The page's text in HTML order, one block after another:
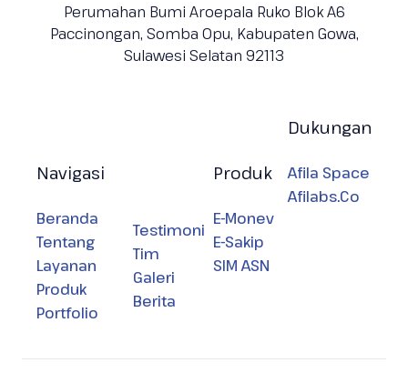
Perumahan Bumi Aroepala Ruko Blok A6
Paccinongan, Somba Opu, Kabupaten Gowa,
Sulawesi Selatan 92113
Navigasi
Beranda
Tentang
Layanan
Produk
Portfolio
Testimoni
Tim
Galeri
Berita
Produk
E-Monev
E-Sakip
SIM ASN
Dukungan
Afila Space
Afilabs.Co